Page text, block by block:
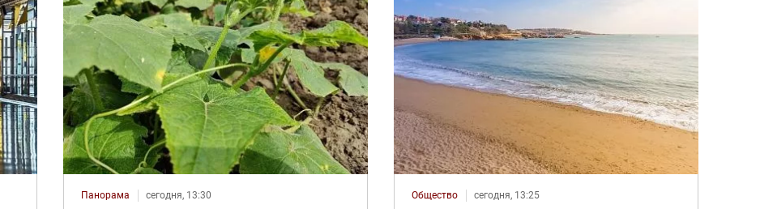
Панорама сегодня, 13:30 Общество сегодня, 13:25